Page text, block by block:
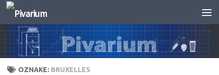
Skip to content
OZNAKE: BRUXELLES